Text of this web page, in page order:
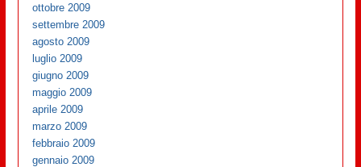
ottobre 2009
settembre 2009
agosto 2009
luglio 2009
giugno 2009
maggio 2009
aprile 2009
marzo 2009
febbraio 2009
gennaio 2009